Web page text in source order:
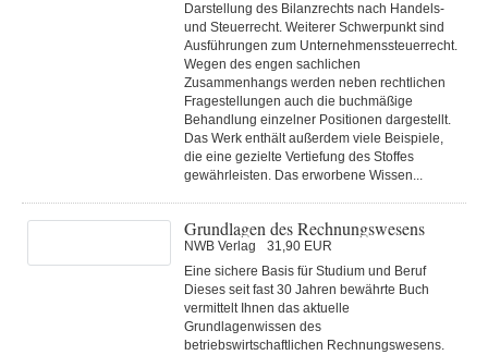
Darstellung des Bilanzrechts nach Handels-
und Steuerrecht. Weiterer Schwerpunkt sind
Ausführungen zum Unternehmenssteuerrecht.
Wegen des engen sachlichen
Zusammenhangs werden neben rechtlichen
Fragestellungen auch die buchmäßige
Behandlung einzelner Positionen dargestellt.
Das Werk enthält außerdem viele Beispiele,
die eine gezielte Vertiefung des Stoffes
gewährleisten. Das erworbene Wissen...
Grundlagen des Rechnungswesens
NWB Verlag
31,90 EUR
Eine sichere Basis für Studium und Beruf
Dieses seit fast 30 Jahren bewährte Buch
vermittelt Ihnen das aktuelle
Grundlagenwissen des
betriebswirtschaftlichen Rechnungswesens.